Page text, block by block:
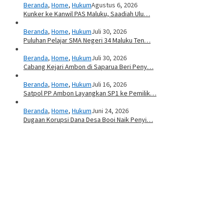
Beranda, Home, HukumAgustus 6, 2026
Kunker ke Kanwil PAS Maluku, Saadiah Ulu…
Beranda, Home, HukumJuli 30, 2026
Puluhan Pelajar SMA Negeri 34 Maluku Ten…
Beranda, Home, HukumJuli 30, 2026
Cabang Kejari Ambon di Saparua Beri Peny…
Beranda, Home, HukumJuli 16, 2026
Satpol PP Ambon Layangkan SP1 ke Pemilik…
Beranda, Home, HukumJuni 24, 2026
Dugaan Korupsi Dana Desa Booi Naik Penyi…